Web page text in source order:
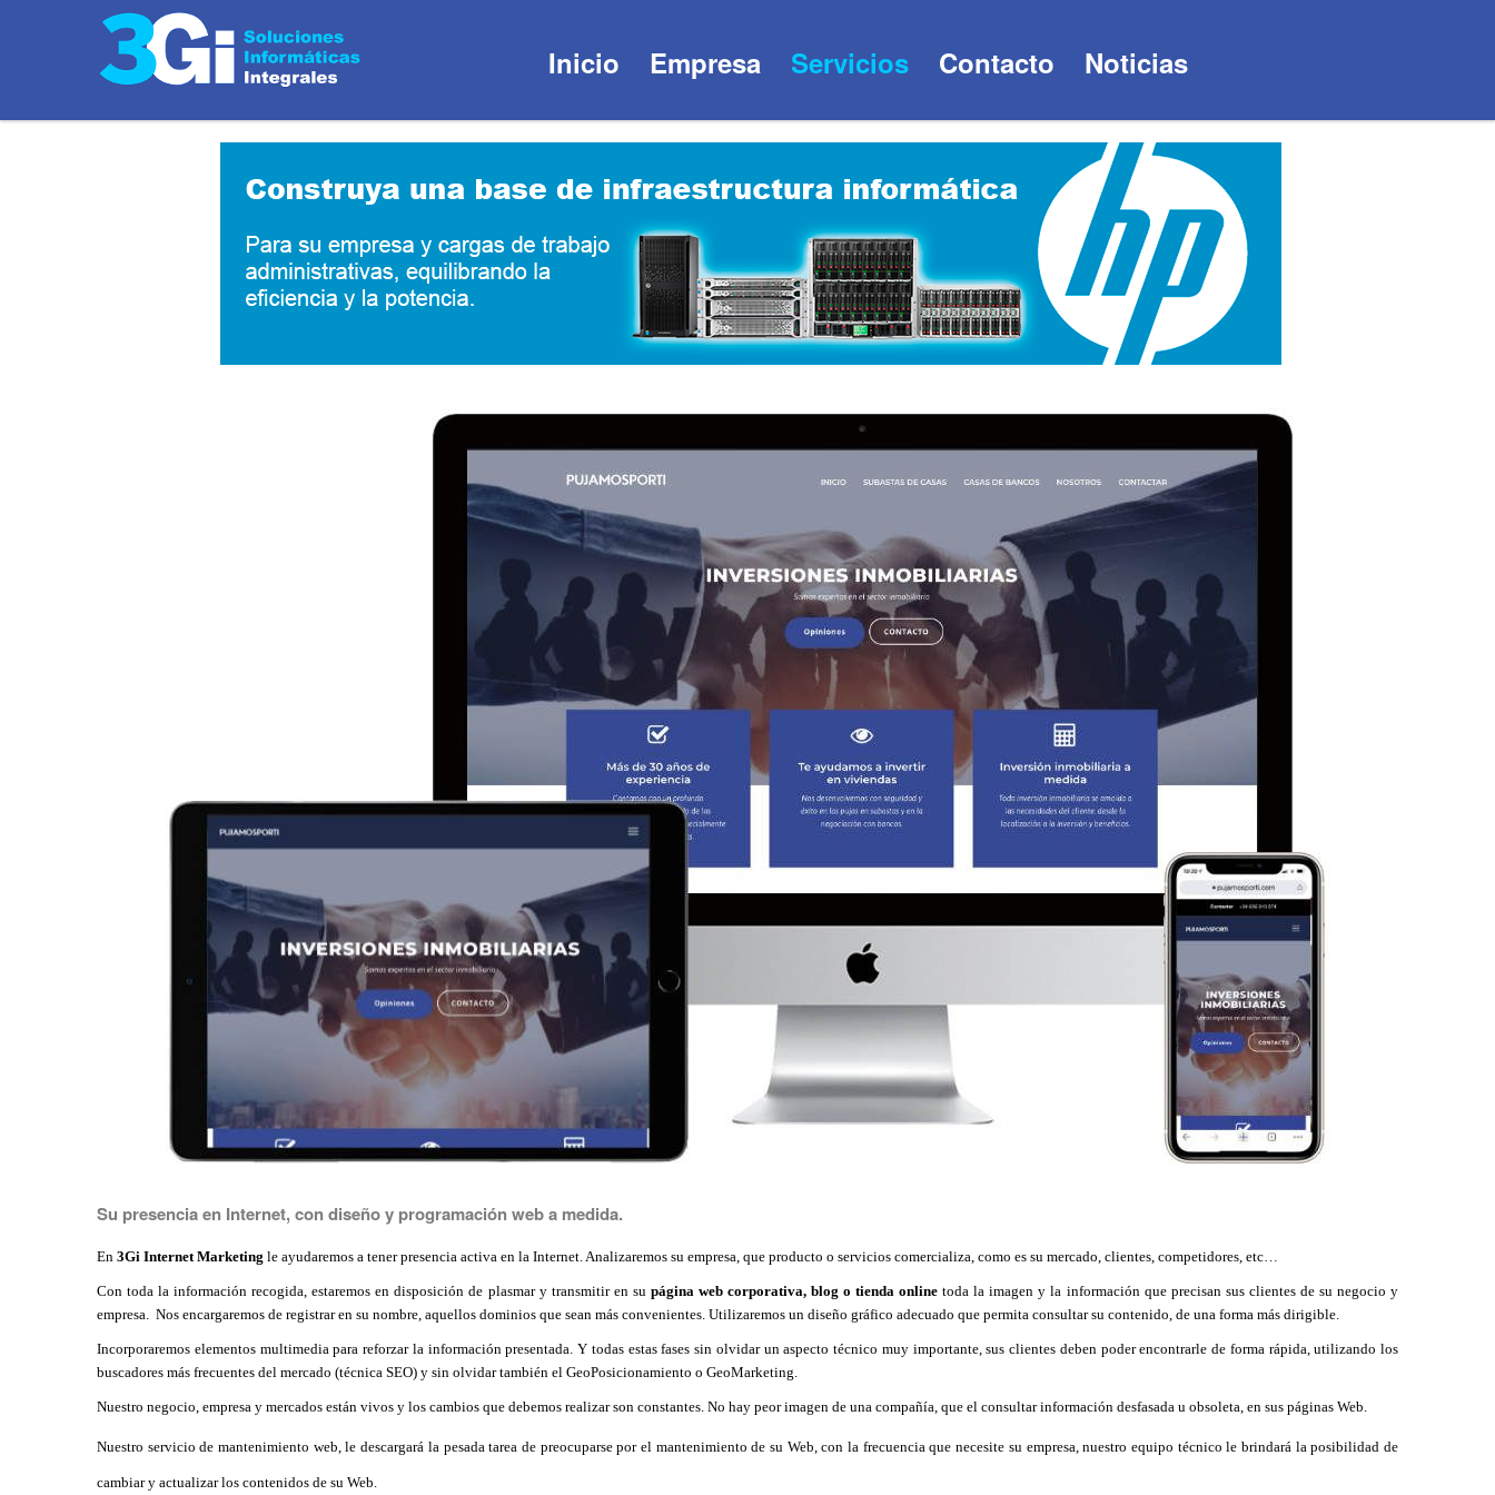
Inicio Empresa Servicios Contacto Noticias
Su presencia en Internet, con diseño y programación web a medida.
En 3Gi Internet Marketing le ayudaremos a tener presencia activa en la Internet. Analizaremos su empresa, que producto o servicios comercializa, como es su mercado, clientes, competidores, etc…
Con toda la información recogida, estaremos en disposición de plasmar y transmitir en su página web corporativa, blog o tienda online toda la imagen y la información que precisan sus clientes de su negocio y
empresa. Nos encargaremos de registrar en su nombre, aquellos dominios que sean más convenientes. Utilizaremos un diseño gráfico adecuado que permita consultar su contenido, de una forma más dirigible.
Incorporaremos elementos multimedia para reforzar la información presentada. Y todas estas fases sin olvidar un aspecto técnico muy importante, sus clientes deben poder encontrarle de forma rápida, utilizando los
buscadores más frecuentes del mercado (técnica SEO) y sin olvidar también el GeoPosicionamiento o GeoMarketing.
Nuestro negocio, empresa y mercados están vivos y los cambios que debemos realizar son constantes. No hay peor imagen de una compañía, que el consultar información desfasada u obsoleta, en sus páginas Web.
Nuestro servicio de mantenimiento web, le descargará la pesada tarea de preocuparse por el mantenimiento de su Web, con la frecuencia que necesite su empresa, nuestro equipo técnico le brindará la posibilidad de
cambiar y actualizar los contenidos de su Web.